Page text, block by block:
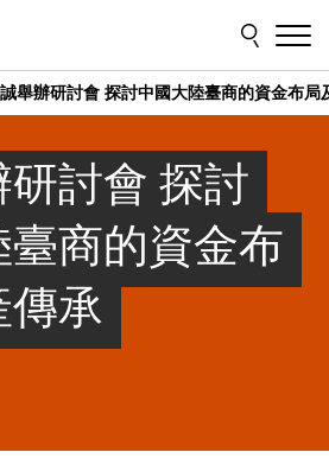
舉辦研討會 探討中國大陸臺商的資金布局
討會 探討
商的資金布
傳承